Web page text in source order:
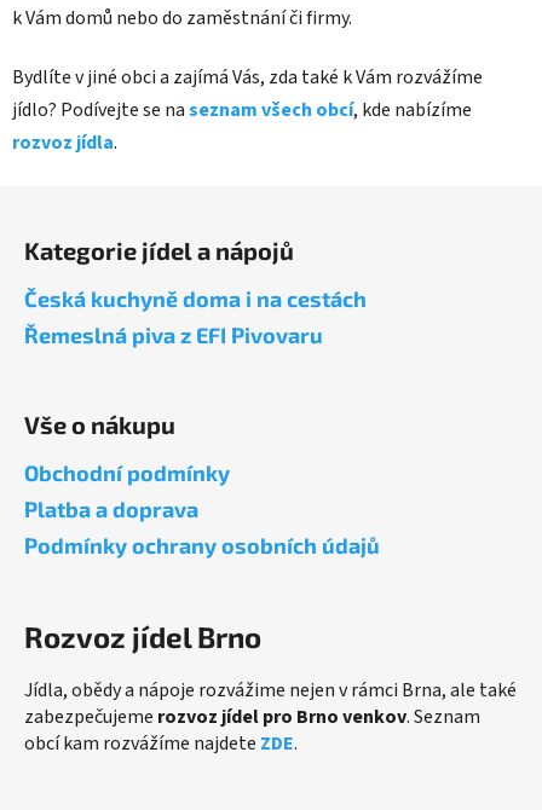
k Vám domů nebo do zaměstnání či firmy.
Bydlíte v jiné obci a zajímá Vás, zda také k Vám rozvážíme
jídlo? Podívejte se naseznam všech obcí, kde nabízíme
rozvoz jídla.
Kategorie jídel a nápojů
Česká kuchyně doma i na cestách
Řemeslná piva z EFI Pivovaru
Vše o nákupu
Obchodní podmínky
Platba a doprava
Podmínky ochrany osobních údajů
Rozvoz jídel Brno
Jídla, obědy a nápoje rozvážime nejen v rámci Brna, ale také
zabezpečujeme rozvoz jídel pro Brno venkov. Seznam
obcí kam rozvážíme najdete ZDE.